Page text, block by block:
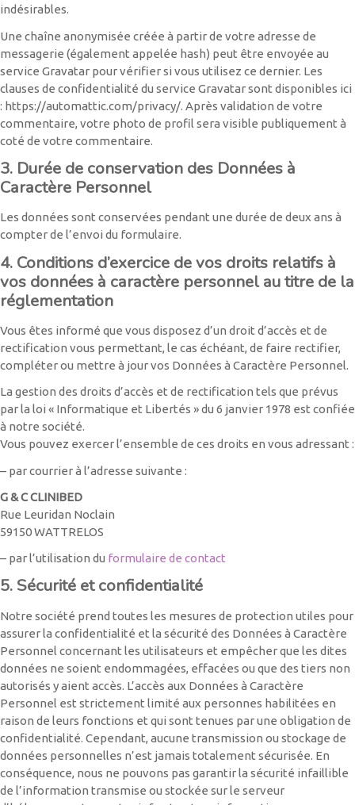
indésirables.
Une chaîne anonymisée créée à partir de votre adresse de
messagerie (également appelée hash) peut être envoyée au
service Gravatar pour vérifier si vous utilisez ce dernier. Les
clauses de confidentialité du service Gravatar sont disponibles ici
: https://automattic.com/privacy/. Après validation de votre
commentaire, votre photo de profil sera visible publiquement à
coté de votre commentaire.
3. Durée de conservation des Données à
Caractère Personnel
Les données sont conservées pendant une durée de deux ans à
compter de l’envoi du formulaire.
4. Conditions d’exercice de vos droits relatifs à
vos données à caractère personnel au titre de la
réglementation
Vous êtes informé que vous disposez d’un droit d’accès et de
rectification vous permettant, le cas échéant, de faire rectifier,
compléter ou mettre à jour vos Données à Caractère Personnel.
La gestion des droits d’accès et de rectification tels que prévus
par la loi « Informatique et Libertés » du 6 janvier 1978 est confiée
à notre société.
Vous pouvez exercer l’ensemble de ces droits en vous adressant :
– par courrier à l’adresse suivante :
G & C CLINIBED
Rue Leuridan Noclain
59150 WATTRELOS
– par l’utilisation du formulaire de contact
5. Sécurité et confidentialité
Notre société prend toutes les mesures de protection utiles pour
assurer la confidentialité et la sécurité des Données à Caractère
Personnel concernant les utilisateurs et empêcher que les dites
données ne soient endommagées, effacées ou que des tiers non
autorisés y aient accès. L’accès aux Données à Caractère
Personnel est strictement limité aux personnes habilitées en
raison de leurs fonctions et qui sont tenues par une obligation de
confidentialité. Cependant, aucune transmission ou stockage de
données personnelles n’est jamais totalement sécurisée. En
conséquence, nous ne pouvons pas garantir la sécurité infaillible
de l’information transmise ou stockée sur le serveur